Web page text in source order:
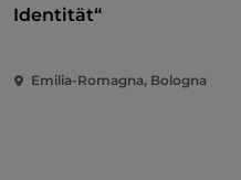
Identität“
Emilia-Romagna, Bologna